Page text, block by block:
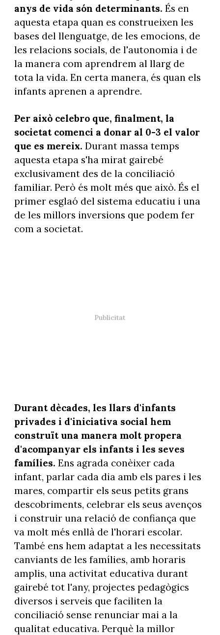
anys de vida són determinants. És en
aquesta etapa quan es construeixen les
bases del llenguatge, de les emocions, de
les relacions socials, de l'autonomia i de
la manera com aprendrem al llarg de
tota la vida. En certa manera, és quan els
infants aprenen a aprendre.
Per això celebro que, finalment, la
societat comenci a donar al 0-3 el valor
que es mereix. Durant massa temps
aquesta etapa s'ha mirat gairebé
exclusivament des de la conciliació
familiar. Però és molt més que això. És el
primer esglaó del sistema educatiu i una
de les millors inversions que podem fer
com a societat.
Durant dècades, les llars d'infants
privades i d'iniciativa social hem
construït una manera molt propera
d'acompanyar els infants i les seves
famílies. Ens agrada conèixer cada
infant, parlar cada dia amb els pares i les
mares, compartir els seus petits grans
descobriments, celebrar els seus avenços
i construir una relació de confiança que
va molt més enllà de l'horari escolar.
També ens hem adaptat a les necessitats
canviants de les famílies, amb horaris
amplis, una activitat educativa durant
gairebé tot l'any, projectes pedagògics
diversos i serveis que faciliten la
conciliació sense renunciar mai a la
qualitat educativa. Perquè la millor